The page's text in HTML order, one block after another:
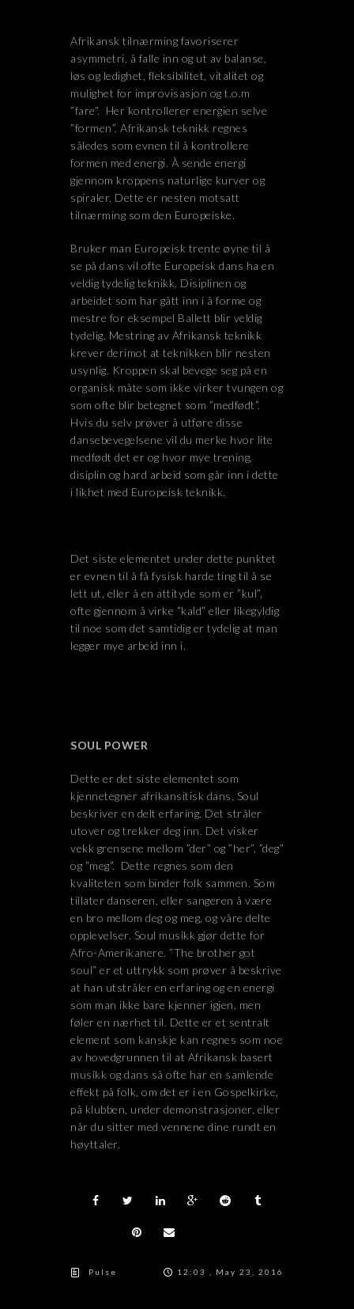
Afrikansk tilnærming favoriserer
asymmetri, å falle inn og ut av balanse,
løs og ledighet, fleksibilitet, vitalitet og
mulighet for improvisasjon og t.o.m
”fare”. Her kontrollerer energien selve
”formen”. Afrikansk teknikk regnes
således som evnen til å kontrollere
formen med energi. Å sende energi
gjennom kroppens naturlige kurver og
spiraler. Dette er nesten motsatt
tilnærming som den Europeiske.
Bruker man Europeisk trente øyne til å
se på dans vil ofte Europeisk dans ha en
veldig tydelig teknikk. Disiplinen og
arbeidet som har gått inn i å forme og
mestre for eksempel Ballett blir veldig
tydelig. Mestring av Afrikansk teknikk
krever derimot at teknikken blir nesten
usynlig. Kroppen skal bevege seg på en
organisk måte som ikke virker tvungen og
som ofte blir betegnet som ”medfødt”.
Hvis du selv prøver å utføre disse
dansebevegelsene vil du merke hvor lite
medfødt det er og hvor mye trening,
disiplin og hard arbeid som går inn i dette
i likhet med Europeisk teknikk.
Det siste elementet under dette punktet
er evnen til å få fysisk harde ting til å se
lett ut, eller å en attityde som er ”kul”,
ofte gjennom å virke ”kald” eller likegyldig
til noe som det samtidig er tydelig at man
legger mye arbeid inn i.
SOUL POWER
Dette er det siste elementet som
kjennetegner afrikansitisk dans. Soul
beskriver en delt erfaring. Det stråler
utover og trekker deg inn. Det visker
vekk grensene mellom ”der” og ”her”, ”deg”
og ”meg”. Dette regnes som den
kvaliteten som binder folk sammen. Som
tillater danseren, eller sangeren å være
en bro mellom deg og meg, og våre delte
opplevelser. Soul musikk gjør dette for
Afro-Amerikanere. ”The brother got
soul” er et uttrykk som prøver å beskrive
at han utstråler en erfaring og en energi
som man ikke bare kjenner igjen, men
føler en nærhet til. Dette er et sentralt
element som kanskje kan regnes som noe
av hovedgrunnen til at Afrikansk basert
musikk og dans så ofte har en samlende
effekt på folk, om det er i en Gospelkirke,
på klubben, under demonstrasjoner, eller
når du sitter med vennene dine rundt en
høyttaler.
Pulse 12:03 , May 23, 2016